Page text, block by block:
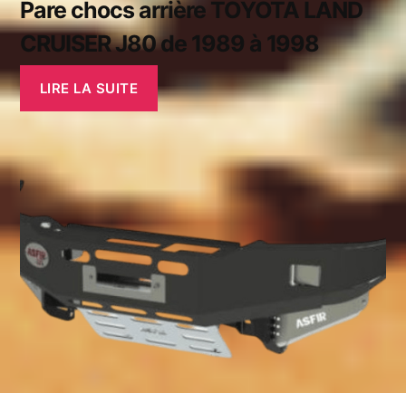
Pare chocs arrière TOYOTA LAND
CRUISER J80 de 1989 à 1998
LIRE LA SUITE